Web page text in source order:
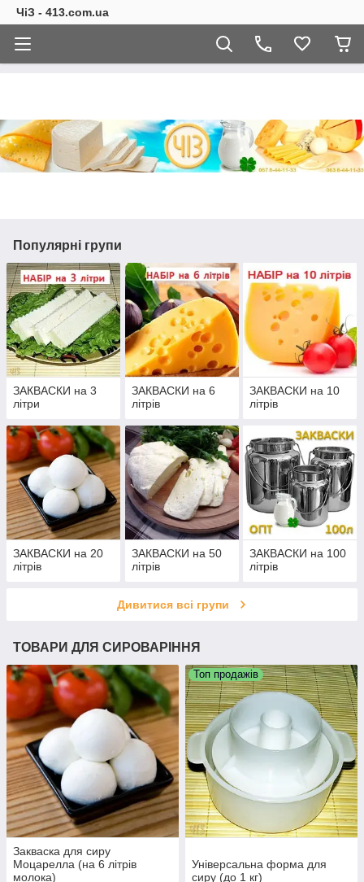
ЧіЗ - 413.com.ua
Популярні групи
ЗАКВАСКИ на 3
літри
ЗАКВАСКИ на 6
літрів
ЗАКВАСКИ на 10
літрів
ЗАКВАСКИ на 20
літрів
ЗАКВАСКИ на 50
літрів
ЗАКВАСКИ на 100
літрів
Дивитися всі групи
ТОВАРИ ДЛЯ СИРОВАРІННЯ
Закваска для сиру
Моцарелла (на 6 літрів
молока)
Топ продажів
Універсальна форма для
сиру (до 1 кг)